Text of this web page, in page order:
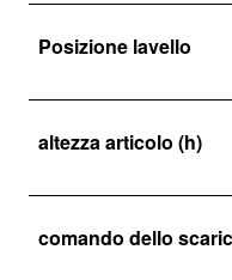
Posizione lavello
altezza articolo (h)
comando dello